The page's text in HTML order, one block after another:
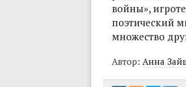
войны»,
поэтический
множество
Автор: Анна